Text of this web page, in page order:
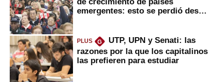
emergentes: esto se perdió desde
PLUS G
UTP, UPN y Senati: las
razones por la que los capitalinos
las prefieren para estudiar